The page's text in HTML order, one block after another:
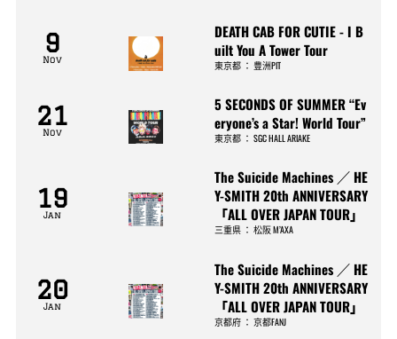
9
Nov
DEATH CAB FOR CUTIE - I B
uilt You A Tower Tour
東京都 ：豊洲PIT
21
Nov
5 SECONDS OF SUMMER “Ev
eryone’s a Star! World Tour”
東京都 ：SGC HALL ARIAKE
19
Jan
The Suicide Machines ／ HE
Y-SMITH 20th ANNIVERSARY
「ALL OVER JAPAN TOUR」
三重県 ：松阪 M’AXA
20
Jan
The Suicide Machines ／ HE
Y-SMITH 20th ANNIVERSARY
「ALL OVER JAPAN TOUR」
京都府 ：京都FANJ